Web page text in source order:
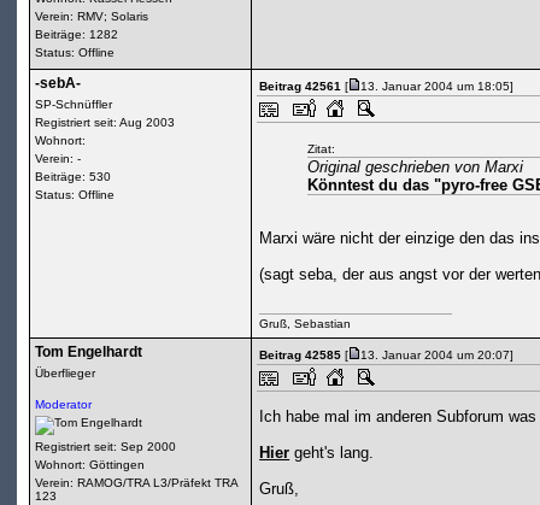
Verein: RMV; Solaris
Beiträge: 1282
Status: Offline
-sebA-
SP-Schnüffler
Registriert seit: Aug 2003
Wohnort:
Verein: -
Beiträge: 530
Status: Offline
Beitrag 42561[ 13. Januar 2004 um 18:05]
Zitat:
Original geschrieben von Marxi
Könntest du das "pyro-free
Marxi wäre nicht der einzige den das
(sagt seba, der aus angst vor der
Gruß, Sebastian
Tom Engelhardt
Überflieger
Moderator
Registriert seit: Sep 2000
Wohnort: Göttingen
Verein: RAMOG/TRA L3/Präfekt TRA
123
Beitrag 42585[ 13. Januar 2004 um 20:07]
Ich habe mal im anderen Subforum
Hier geht's lang.
Gruß,